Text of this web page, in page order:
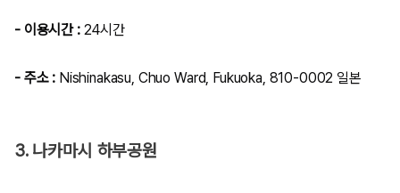
- 이용시간 :24시간
- 주소 : Nishinakasu, Chuo Ward, Fukuoka, 810-0002 일본
3. 나카마시 하부공원